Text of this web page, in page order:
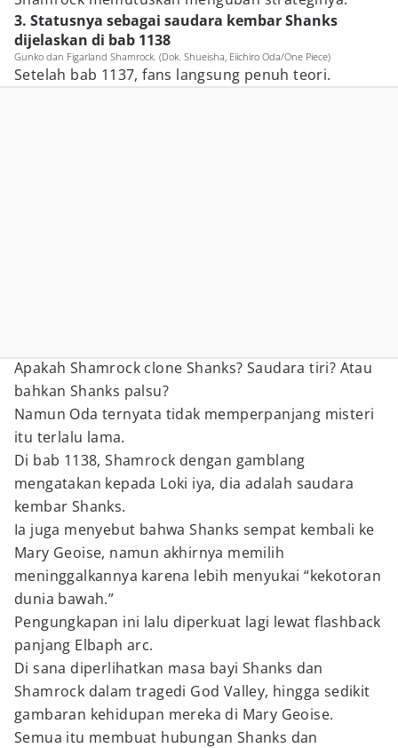
3. Statusnya sebagai saudara kembar Shanks
dijelaskan di bab 1138
Gunko dan Figarland Shamrock. (Dok. Shueisha, Eiichiro Oda/One Piece)
Setelah bab 1137, fans langsung penuh teori.
Apakah Shamrock clone Shanks? Saudara tiri? Atau
bahkan Shanks palsu?
Namun Oda ternyata tidak memperpanjang misteri
itu terlalu lama.
Di bab 1138, Shamrock dengan gamblang
mengatakan kepada Loki iya, dia adalah saudara
kembar Shanks.
Ia juga menyebut bahwa Shanks sempat kembali ke
Mary Geoise, namun akhirnya memilih
meninggalkannya karena lebih menyukai “kekotoran
dunia bawah.”
Pengungkapan ini lalu diperkuat lagi lewat flashback
panjang Elbaph arc.
Di sana diperlihatkan masa bayi Shanks dan
Shamrock dalam tragedi God Valley, hingga sedikit
gambaran kehidupan mereka di Mary Geoise.
Semua itu membuat hubungan Shanks dan